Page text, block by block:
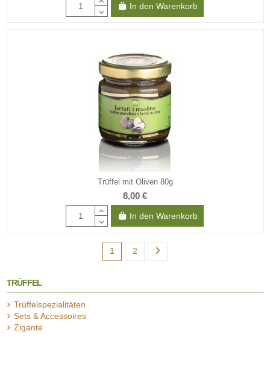
In den Warenkorb
Trüffel mit Oliven 80g
8,00 €
In den Warenkorb
1 2
TRÜFFEL
Trüffelspezialitäten
Sets & Accessoires
Zigante